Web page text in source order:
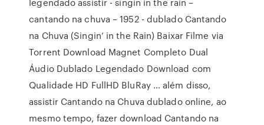
cantando na chuva – 1952 - dublado Cantando
na Chuva (Singin’ in the Rain) Baixar Filme via
Torrent Download Magnet Completo Dual
Áudio Dublado Legendado Download com
Qualidade HD FullHD BluRay … além disso,
assistir Cantando na Chuva dublado online, ao
mesmo tempo, fazer download Cantando na